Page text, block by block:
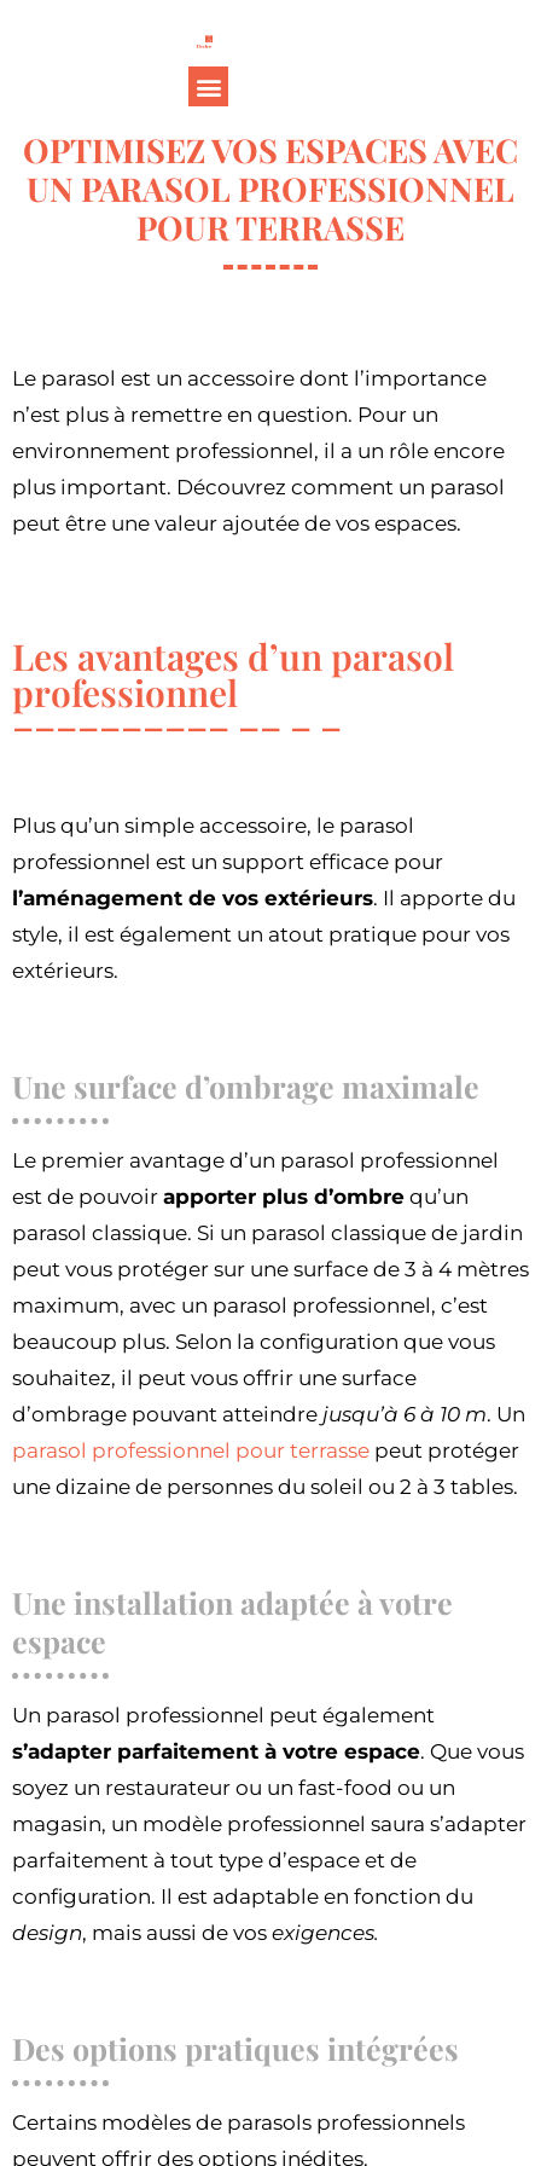
OPTIMISEZ VOS ESPACES AVEC
UN PARASOL PROFESSIONNEL
POUR TERRASSE
Le parasol est un accessoire dont l’importance
n’est plus à remettre en question. Pour un
environnement professionnel, il a un rôle encore
plus important. Découvrez comment un parasol
peut être une valeur ajoutée de vos espaces.
Les avantages d’un parasol
professionnel
Plus qu’un simple accessoire, le parasol
professionnel est un support efficace pour
l’aménagement de vos extérieurs. Il apporte du
style, il est également un atout pratique pour vos
extérieurs.
Une surface d’ombrage maximale
Le premier avantage d’un parasol professionnel
est de pouvoir apporter plus d’ombre qu’un
parasol classique. Si un parasol classique de jardin
peut vous protéger sur une surface de 3 à 4 mètres
maximum, avec un parasol professionnel, c’est
beaucoup plus. Selon la configuration que vous
souhaitez, il peut vous offrir une surface
d’ombrage pouvant atteindre jusqu’à 6 à 10 m. Un
parasol professionnel pour terrasse peut protéger
une dizaine de personnes du soleil ou 2 à 3 tables.
Une installation adaptée à votre
espace
Un parasol professionnel peut également
s’adapter parfaitement à votre espace. Que vous
soyez un restaurateur ou un fast-food ou un
magasin, un modèle professionnel saura s’adapter
parfaitement à tout type d’espace et de
configuration. Il est adaptable en fonction du
design, mais aussi de vos exigences.
Des options pratiques intégrées
Certains modèles de parasols professionnels
peuvent offrir des options inédites.